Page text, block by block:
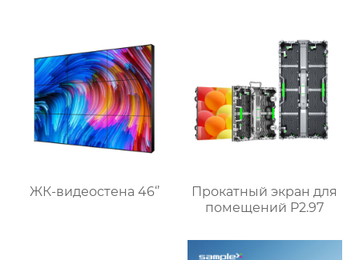
ЖК-видеостена 46‘’
Прокатный экран для
помещений P2.97